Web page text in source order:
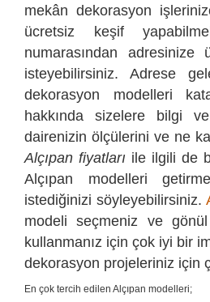
mekân dekorasyon
ücretsiz keşif
numarasından adresinize
isteyebilirsiniz. Adrese
dekorasyon modelleri
hakkında sizelere bilgi
dairenizin ölçülerini ve ne
Alçıpan fiyatları ile ilgili de
Alçıpan modelleri
istediğinizi söyleyebilirsiniz.
modeli seçmeniz ve
kullanmanız için çok iyi bir
dekorasyon projeleriniz için
En çok tercih edilen Alçıpan modelleri;